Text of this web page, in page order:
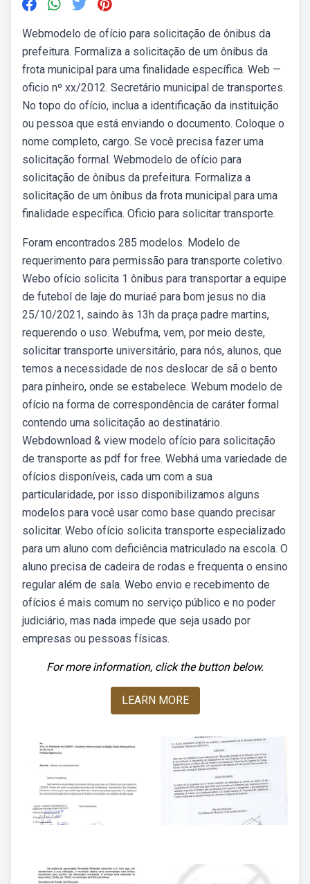
Webmodelo de ofício para solicitação de ônibus da
prefeitura. Formaliza a solicitação de um ônibus da
frota municipal para uma finalidade específica. Web —
oficio nº xx/2012. Secretário municipal de transportes.
No topo do ofício, inclua a identificação da instituição
ou pessoa que está enviando o documento. Coloque o
nome completo, cargo. Se você precisa fazer uma
solicitação formal. Webmodelo de ofício para
solicitação de ônibus da prefeitura. Formaliza a
solicitação de um ônibus da frota municipal para uma
finalidade específica. Oficio para solicitar transporte.
Foram encontrados 285 modelos. Modelo de
requerimento para permissão para transporte coletivo.
Webo ofício solicita 1 ônibus para transportar a equipe
de futebol de laje do muriaé para bom jesus no dia
25/10/2021, saindo às 13h da praça padre martins,
requerendo o uso. Webufma, vem, por meio deste,
solicitar transporte universitário, para nós, alunos, que
temos a necessidade de nos deslocar de sã o bento
para pinheiro, onde se estabelece. Webum modelo de
ofício na forma de correspondência de caráter formal
contendo uma solicitação ao destinatário.
Webdownload & view modelo ofício para solicitação
de transporte as pdf for free. Webhá uma variedade de
ofícios disponíveis, cada um com a sua
particularidade, por isso disponibilizamos alguns
modelos para você usar como base quando precisar
solicitar. Webo ofício solicita transporte especializado
para um aluno com deficiência matriculado na escola. O
aluno precisa de cadeira de rodas e frequenta o ensino
regular além de sala. Webo envio e recebimento de
ofícios é mais comum no serviço público e no poder
judiciário, mas nada impede que seja usado por
empresas ou pessoas físicas.
For more information, click the button below.
LEARN MORE